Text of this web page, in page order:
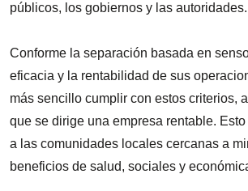
públicos, los gobiernos y las autoridades.
Conforme la separación basada en
eficacia y la rentabilidad de sus
más sencillo cumplir con estos criterios,
que se dirige una empresa rentable.
a las comunidades locales cercanas a
beneficios de salud, sociales y